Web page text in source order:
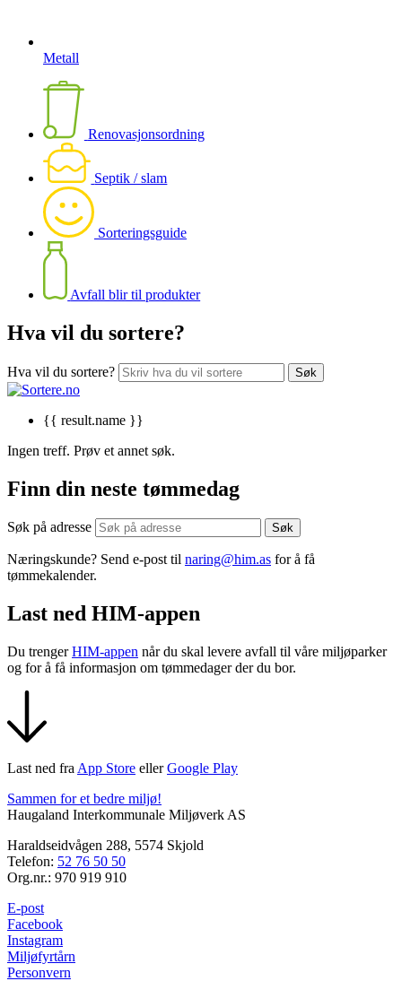
Metall
Renovasjonsordning
Septik / slam
Sorteringsguide
Avfall blir til produkter
Hva vil du sortere?
Hva vil du sortere?
{{ result.name }}
Ingen treff. Prøv et annet søk.
Finn din neste tømmedag
Søk på adresse
Næringskunde? Send e-post til naring@him.as for å få
tømmekalender.
Last ned HIM-appen
Du trengerHIM-appen når du skal levere avfall til våre miljøparker
og for å få informasjon om tømmedager der du bor.
Last ned fra App Store ellerGoogle Play
Sammen for et bedre miljø!
Haugaland Interkommunale Miljøverk AS
Haraldseidvågen 288, 5574 Skjold
Telefon: 52 76 50 50
Org.nr.: 970 919 910
E-post
Facebook
Instagram
Miljøfyrtårn
Personvern